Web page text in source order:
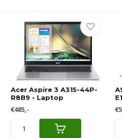
Acer Aspire 3 A315-44P-
R8B9 - Laptop
€485,-